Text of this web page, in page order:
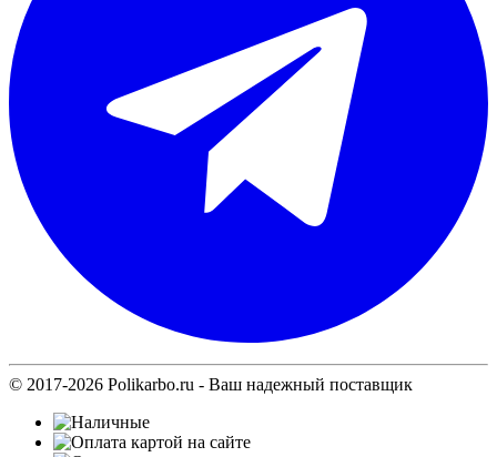
© 2017-2026 Polikarbo.ru - Ваш надежный поставщик